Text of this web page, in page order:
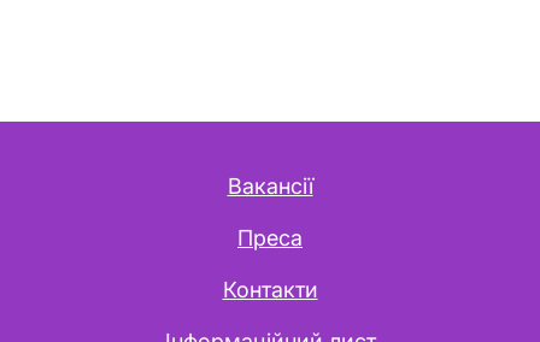
Вакансії
Преса
Контакти